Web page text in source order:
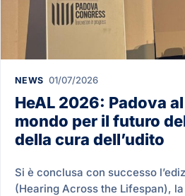
NEWS 01/07/2026
HeAL 2026: Padova
mondo per il futuro
della cura dell’udito
Si è conclusa con successo
(Hearing Across the Lifespan),